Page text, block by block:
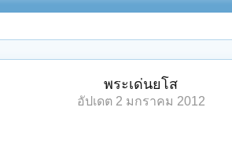
พระเด่นยโส
อัปเดต 2 มกราคม 2012